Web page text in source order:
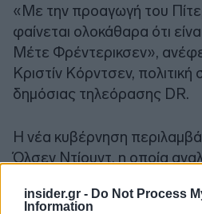
insider.gr - Do Not Process
Information
«Με την προαγωγή του
φαίνεται ολοκάθαρα ότι
Μέτε Φρέντερικσεν»,
Κριστίν Κόρντσεν, πολιτική
δημόσιας τηλεόρασης DR.
Η νέα κυβέρνηση
Όλσεν Ντίουντ, η οποία
Οικονομίας και
αναλαμβάνει υπουργός